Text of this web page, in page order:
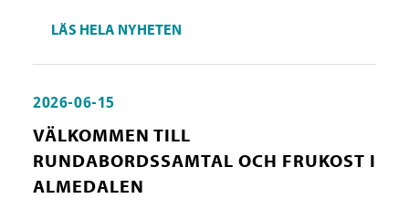
LÄS HELA NYHETEN
2026-06-15
VÄLKOMMEN TILL
RUNDABORDSSAMTAL OCH FRUKOST I
ALMEDALEN